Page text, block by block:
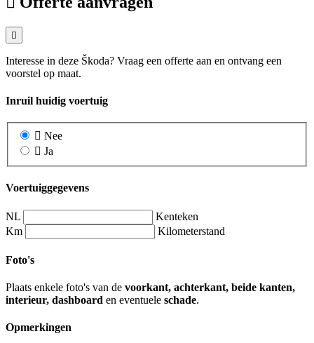
Interesse in deze Škoda? Vraag een offerte aan en ontvang een
voorstel op maat.
Inruil huidig voertuig
Nee
Ja
Voertuiggegevens
NL
Kenteken
Km
Kilometerstand
Foto's
Plaats enkele foto's van de voorkant, achterkant, beide kanten,
interieur, dashboard en eventuele schade.
Opmerkingen